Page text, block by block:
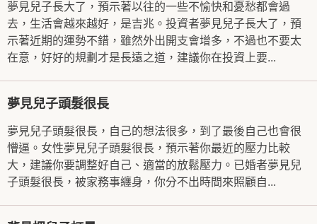
夢見兒子長大了，預示著以往的一些不愉快和憂愁都會過
去，生活會越來越好，是吉兆。投資者夢見兒子長大了，預
示著近期的運勢不錯，雖然外出開支會增多，不過也不要太
在意，好好的規劃才是長遠之道，建議你在投資上要...
夢見兒子頭髮很長
夢見兒子頭髮很長，自己的想法很多，到了最後自己也會很
懵逼。女性夢見兒子頭髮很長，預示著你最近的壓力比較
大，建議你要調整好自己、適當的放鬆壓力。已婚者夢見兒
子頭髮很長，被家務事纏身，你分不出時間來照顧自...